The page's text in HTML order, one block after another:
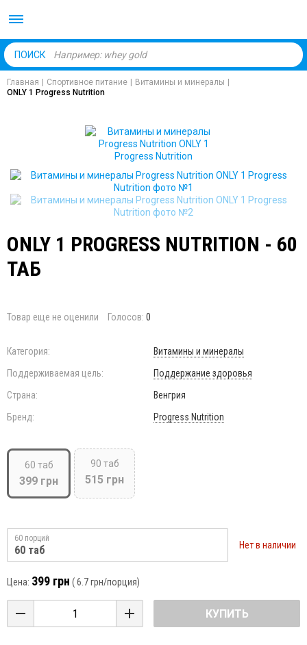
ПОИСК
Главная Спортивное питание Витамины и минералы
ONLY 1 Progress Nutrition
ONLY 1 PROGRESS NUTRITION - 60
ТАБ
Товар еще не оценили Голосов: 0
Категория:
Витамины и минералы
Поддерживаемая цель:
Поддержание здоровья
Страна:
Венгрия
Бренд:
Progress Nutrition
60 таб
399 грн
90 таб
515 грн
60 порций
60 таб Нет в наличии
Цена: 399 грн (6.7 грн/порция)
КУПИТЬ